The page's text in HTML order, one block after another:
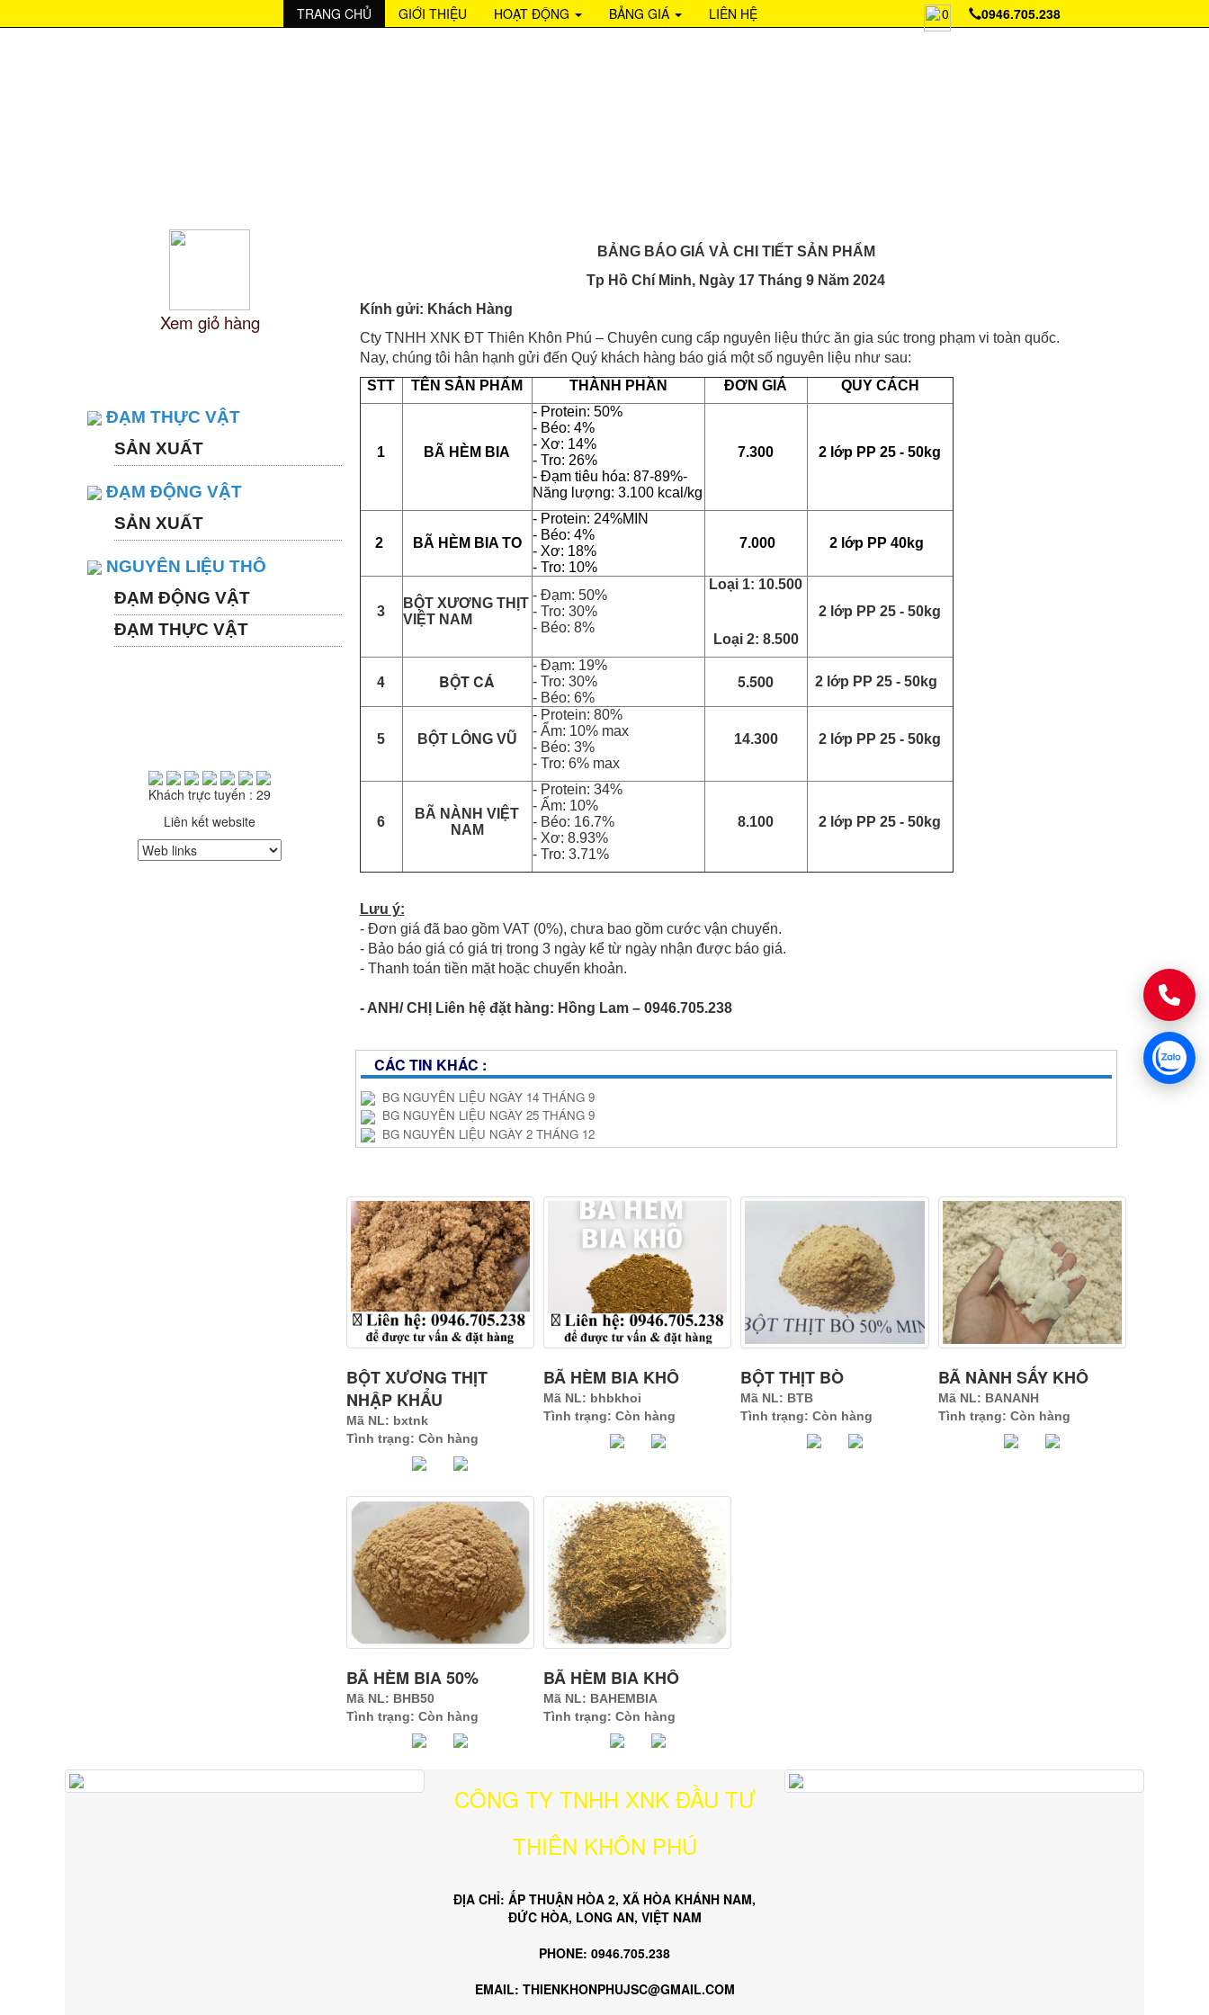
037368266803736826680373682668037368266803736826680373682668
TRANG CHỦ GIỚI THIỆU HOẠT ĐỘNG BẢNG GIÁ LIÊN HỆ 0 0946.705.238
Xem giỏ hàng
ĐẠM THỰC VẬT
SẢN XUẤT
ĐẠM ĐỘNG VẬT
SẢN XUẤT
NGUYÊN LIỆU THÔ
ĐẠM ĐỘNG VẬT
ĐẠM THỰC VẬT
Khách trực tuyến : 29
Liên kết website
BẢNG BÁO GIÁ VÀ CHI TIẾT SẢN PHẨM
Tp Hồ Chí Minh, Ngày 17 Tháng 9 Năm 2024
Kính gửi: Khách Hàng
Cty TNHH XNK ĐT Thiên Khôn Phú – Chuyên cung cấp nguyên liệu thức ăn gia súc trong phạm vi toàn quốc.
Nay, chúng tôi hân hạnh gửi đến Quý khách hàng báo giá một số nguyên liệu như sau:
STT
TÊN SẢN PHẨM THÀNH PHẦN ĐƠN GIÁ QUY CÁCH
1 BÃ HÈM BIA
- Protein: 50%
- Béo: 4%
- Xơ: 14%
- Tro: 26%
- Đạm tiêu hóa: 87-89%-
Năng lượng: 3.100 kcal/kg
7.300 2 lớp PP 25 - 50kg
2 BÃ HÈM BIA TO
- Protein: 24%MIN
- Béo: 4%
- Xơ: 18%
- Tro: 10%
7.000 2 lớp PP 40kg
3
BỘT XƯƠNG THỊT
VIỆT NAM
- Đạm: 50%
- Tro: 30%
- Béo: 8%
Loại 1: 10.500
Loại 2: 8.500
2 lớp PP 25 - 50kg
4 BỘT CÁ
- Đạm: 19%
- Tro: 30%
- Béo: 6%
5.500 2 lớp PP 25 - 50kg
5 BỘT LÔNG VŨ
- Protein: 80%
- Ẩm: 10% max
- Béo: 3%
- Tro: 6% max
14.300 2 lớp PP 25 - 50kg
6
BÃ NÀNH VIỆT
NAM
- Protein: 34%
- Ẩm: 10%
- Béo: 16.7%
- Xơ: 8.93%
- Tro: 3.71%
8.100 2 lớp PP 25 - 50kg
Lưu ý:
- Đơn giá đã bao gồm VAT (0%), chưa bao gồm cước vận chuyển.
- Bảo báo giá có giá trị trong 3 ngày kể từ ngày nhận được báo giá.
- Thanh toán tiền mặt hoặc chuyển khoản.
- ANH/ CHỊ Liên hệ đặt hàng: Hồng Lam – 0946.705.238
CÁC TIN KHÁC :
BG NGUYÊN LIỆU NGÀY 14 THÁNG 9
BG NGUYÊN LIỆU NGÀY 25 THÁNG 9
BG NGUYÊN LIỆU NGÀY 2 THÁNG 12
BỘT XƯƠNG THỊT
NHẬP KHẨU
Mã NL: bxtnk
Tình trạng: Còn hàng
BÃ HÈM BIA KHÔ
Mã NL: bhbkhoi
Tình trạng: Còn hàng
BỘT THỊT BÒ
Mã NL: BTB
Tình trạng: Còn hàng
BÃ NÀNH SẤY KHÔ
Mã NL: BANANH
Tình trạng: Còn hàng
BÃ HÈM BIA 50%
Mã NL: BHB50
Tình trạng: Còn hàng
BÃ HÈM BIA KHÔ
Mã NL: BAHEMBIA
Tình trạng: Còn hàng
CÔNG TY TNHH XNK ĐẦU TƯ
THIÊN KHÔN PHÚ
ĐỊA CHỈ: ẤP THUẬN HÒA 2, XÃ HÒA KHÁNH NAM,
ĐỨC HÒA, LONG AN, VIỆT NAM
PHONE: 0946.705.238
EMAIL: THIENKHONPHUJSC@GMAIL.COM